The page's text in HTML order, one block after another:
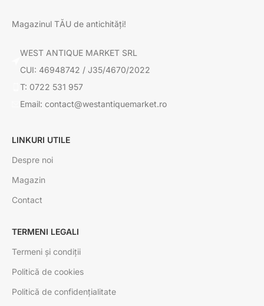
Magazinul TĂU de antichități!
WEST ANTIQUE MARKET SRL
CUI: 46948742 / J35/4670/2022
T: 0722 531 957
Email: contact@westantiquemarket.ro
LINKURI UTILE
Despre noi
Magazin
Contact
TERMENI LEGALI
Termeni și condiții
Politică de cookies
Politică de confidențialitate